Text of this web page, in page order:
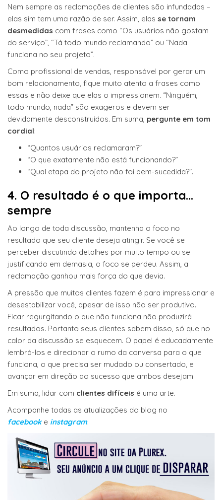
Nem sempre as reclamações de clientes são infundadas –
elas sim tem uma razão de ser. Assim, elas se tornam
desmedidas com frases como “Os usuários não gostam
do serviço”, “Tá todo mundo reclamando” ou “Nada
funciona no seu projeto”.
Como profissional de vendas, responsável por gerar um
bom relacionamento, fique muito atento a frases como
essas e não deixe que elas o impressionem. “Ninguém,
todo mundo, nada” são exageros e devem ser
devidamente desconstruídos. Em suma, pergunte em tom
cordial:
“Quantos usuários reclamaram?”
“O que exatamente não está funcionando?”
“Qual etapa do projeto não foi bem-sucedida?”.
4. O resultado é o que importa…
sempre
Ao longo de toda discussão, mantenha o foco no
resultado que seu cliente deseja atingir. Se você se
perceber discutindo detalhes por muito tempo ou se
justificando em demasia, o foco se perdeu. Assim, a
reclamação ganhou mais força do que devia.
A pressão que muitos clientes fazem é para impressionar e
desestabilizar você, apesar de isso não ser produtivo.
Ficar regurgitando o que não funciona não produzirá
resultados. Portanto seus clientes sabem disso, só que no
calor da discussão se esquecem. O papel é educadamente
lembrá-los e direcionar o rumo da conversa para o que
funciona, o que precisa ser mudado ou consertado, e
avançar em direção ao sucesso que ambos desejam.
Em suma, lidar com clientes difíceis é uma arte.
Acompanhe todas as atualizações do blog no
facebooke instagram.